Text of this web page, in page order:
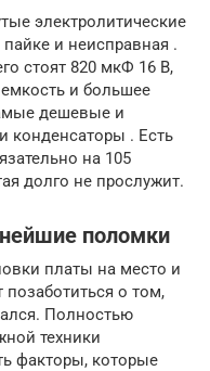
электролитические
и неисправная .
стоят 820 мкФ 16 В,
и большее
дешевые и
конденсаторы . Есть
на 105
долго не прослужит.
поломки
платы на место и
о том,
Полностью
техники
факторы, которые